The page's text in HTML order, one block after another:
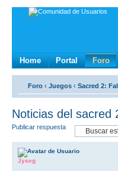
Home Portal Foro
Foro ‹ Juegos ‹ Sacred 2:
Noticias del sacred
Publicar respuesta
Jyseg